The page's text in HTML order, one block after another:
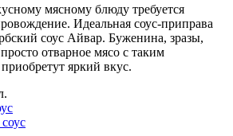
мясному блюду требуется
Идеальная соус-приправа
соус Айвар. Буженина, зразы,
отварное мясо с таким
яркий вкус.